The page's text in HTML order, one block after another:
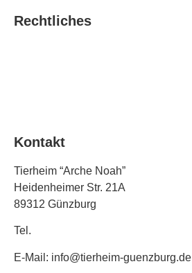
Rechtliches
Kontakt
Tierheim “Arche Noah”
Heidenheimer Str. 21A
89312 Günzburg
Tel.
E-Mail: info@tierheim-guenzburg.de